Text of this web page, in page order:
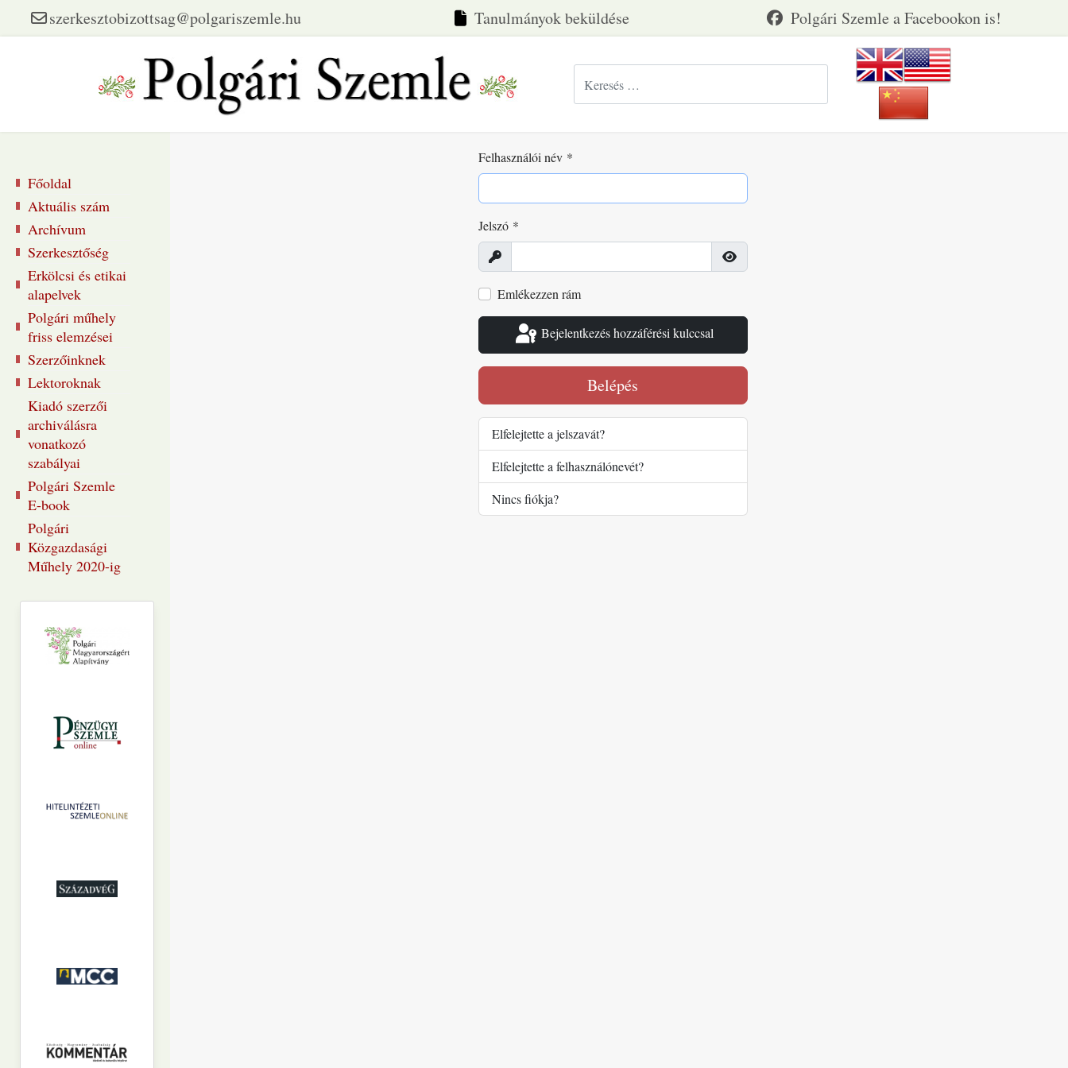
szerkesztobizottsag@polgariszemle.hu Tanulmányok beküldése
Főoldal
Aktuális szám
Archívum
Szerkesztőség
Erkölcsi és etikai
alapelvek
Polgári műhely
friss elemzései
Szerzőinknek
Lektoroknak
Kiadó szerzői
archiválásra
vonatkozó
szabályai
Polgári Szemle
E-book
Polgári
Közgazdasági
Műhely 2020-ig
Felhasználói név *
Jelszó *
Megjelenítés
Jelszó megjelenítése
Emlékezzen rám
Bejelentkezés hozzáférési kulccsal
Belépés
Elfelejtette a jelszavát?
Elfelejtette a felhasználónevét?
Nincs fiókja?